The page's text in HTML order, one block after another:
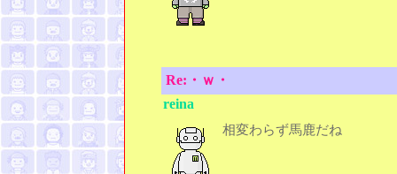
Re:・ｗ・
reina
相変わらず馬鹿だね